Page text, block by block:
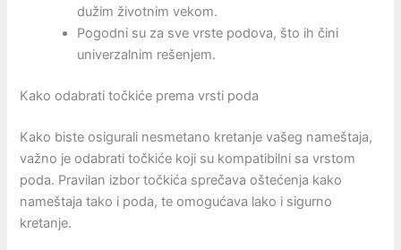
dužim životnim vekom.
Pogodni su za sve vrste podova, što ih čini
univerzalnim rešenjem.
Kako odabrati točkiće prema vrsti poda
Kako biste osigurali nesmetano kretanje vašeg nameštaja,
važno je odabrati točkiće koji su kompatibilni sa vrstom
poda. Pravilan izbor točkića sprečava oštećenja kako
nameštaja tako i poda, te omogućava lako i sigurno
kretanje.